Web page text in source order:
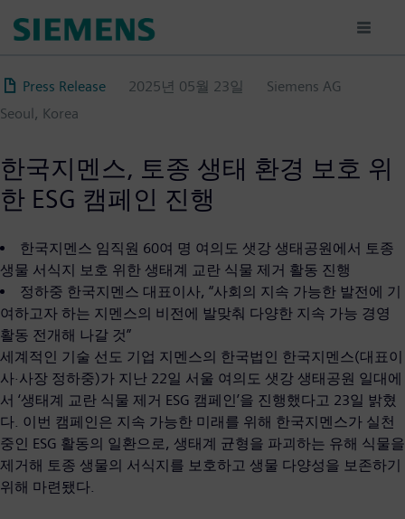
요
텐
츠
로
너
뛰
기
Press Release 2025년 05월 23일
Siemens AG
Seoul, Korea
한국지멘스, 토종 생태 환경 보호 위
한 ESG 캠페인 진행
한국지멘스 임직원 60여 명 여의도 샛강 생태공원에서 토종
생물 서식지 보호 위한 생태계 교란 식물 제거 활동 진행
정하중 한국지멘스 대표이사, “사회의 지속 가능한 발전에 기
여하고자 하는 지멘스의 비전에 발맞춰 다양한 지속 가능 경영
활동 전개해 나갈 것”
세계적인 기술 선도 기업 지멘스의 한국법인 한국지멘스(대표이
사·사장 정하중)가 지난 22일 서울 여의도 샛강 생태공원 일대에
서 ‘생태계 교란 식물 제거 ESG 캠페인’을 진행했다고 23일 밝혔
다. 이번 캠페인은 지속 가능한 미래를 위해 한국지멘스가 실천
중인 ESG 활동의 일환으로, 생태계 균형을 파괴하는 유해 식물을
제거해 토종 생물의 서식지를 보호하고 생물 다양성을 보존하기
위해 마련됐다.